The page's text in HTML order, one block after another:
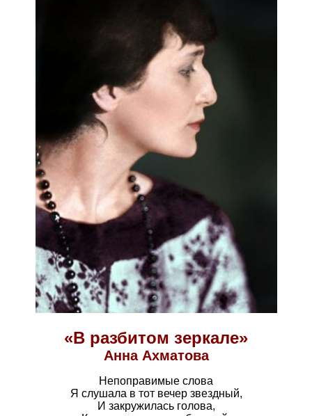
«В разбитом зеркале»
Анна Ахматова
Непоправимые слова
Я слушала в тот вечер звездный,
И закружилась голова,